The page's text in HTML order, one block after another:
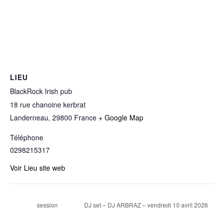
LIEU
BlackRock Irish pub
18 rue chanoine kerbrat
Landerneau, 29800 France + Google Map
Téléphone
0298215317
Voir Lieu site web
session
DJ set – DJ ARBRAZ – vendredi 10 avril 2026